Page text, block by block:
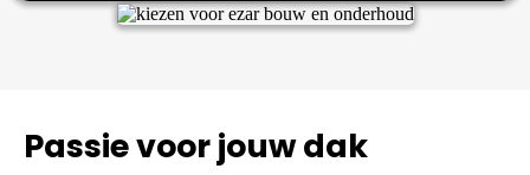
Passie voor jouw dak